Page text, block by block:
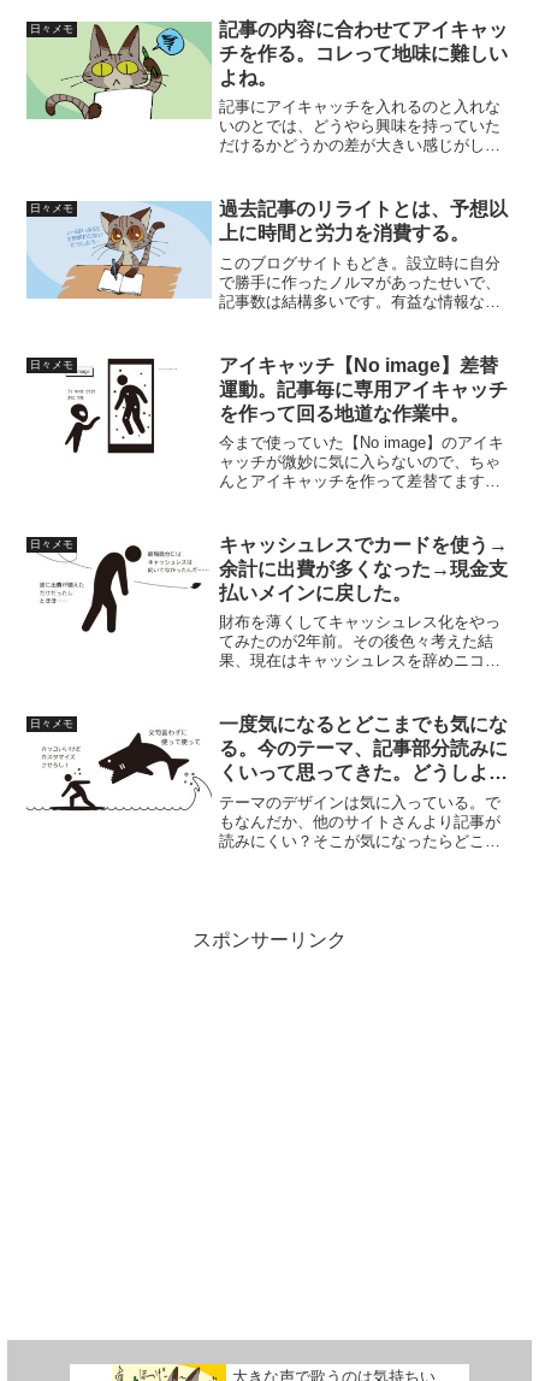
日々メモ
記事の内容に合わせてアイキャッ
チを作る。コレって地味に難しい
よね。
記事にアイキャッチを入れるのと入れな
いのとでは、どうやら興味を持っていた
だけるかどうかの差が大きい感じがしま
な作業です。あぁ……先が長い。
日々メモ
過去記事のリライトとは、予想以
上に時間と労力を消費する。
このブログサイトもどき。設立時に自分
で勝手に作ったノルマがあったせいで、
記事数は結構多いです。有益な情報なの
にもなっていないような雑記が殆どな状
態。雑記は雑記で読ん...
日々メモ
アイキャッチ【No image】差替
運動。記事毎に専用アイキャッチ
を作って回る地道な作業中。
今まで使っていた【No image】のアイキ
ャッチが微妙に気に入らないので、ちゃ
んとアイキャッチを作って差替てます。
日々メモ
キャッシュレスでカードを使う→
余計に出費が多くなった→現金支
払いメインに戻した。
財布を薄くしてキャッシュレス化をやっ
てみたのが2年前。その後色々考えた結
果、現在はキャッシュレスを辞めニコニ
に散財が増えたからダヨ。
日々メモ
一度気になるとどこまでも気にな
る。今のテーマ、記事部分読みに
くいって思ってきた。どうしよ
う。
テーマのデザインは気に入っている。で
もなんだか、他のサイトさんより記事が
読みにくい？そこが気になったらどこま
話。
スポンサーリンク
大きな声で歌うのは気持ちい